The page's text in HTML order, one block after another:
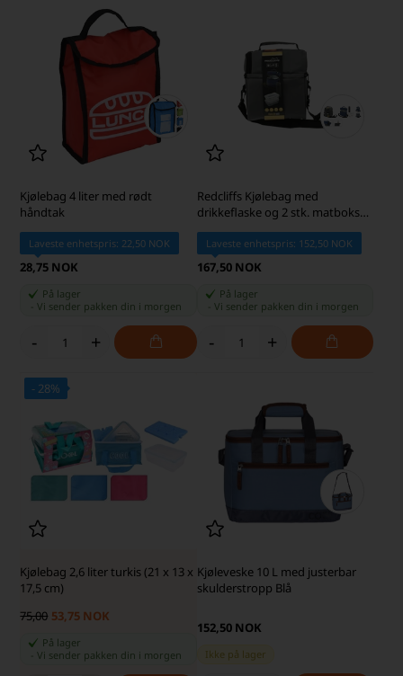
Kjølebag 4 liter med rødt
håndtak
Laveste enhetspris: 22,50 NOK
28,75 NOK
På lager
-Vi sender pakken din i morgen
- +
Redcliffs Kjølebag med
drikkeflaske og 2 stk. matbokser,
grå
Laveste enhetspris: 152,50 NOK
167,50 NOK
På lager
Vi sender pakken din i morgen
- +
- 28%
Kjølebag 2,6 liter turkis (21 x 13 x
17,5 cm)
75,00 53,75 NOK
På lager
-Vi sender pakken din i morgen
Kjøleveske 10 L med justerbar
skulderstropp Blå
152,50 NOK
Ikke på lager